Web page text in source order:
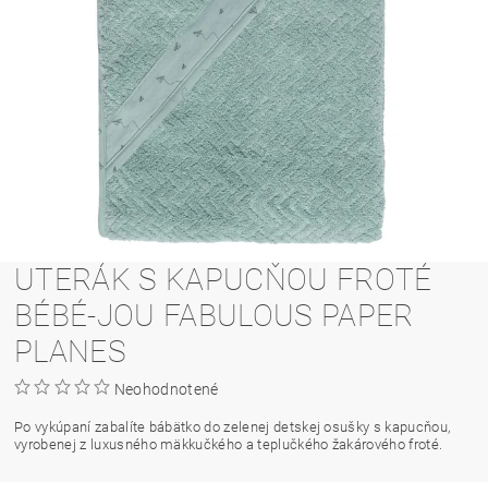
UTERÁK S KAPUCŇOU FROTÉ
BÉBÉ-JOU FABULOUS PAPER
PLANES
Neohodnotené
Po vykúpaní zabalíte bábätko do zelenej detskej osušky s kapucňou,
vyrobenej z luxusného mäkkučkého a teplučkého žakárového froté.